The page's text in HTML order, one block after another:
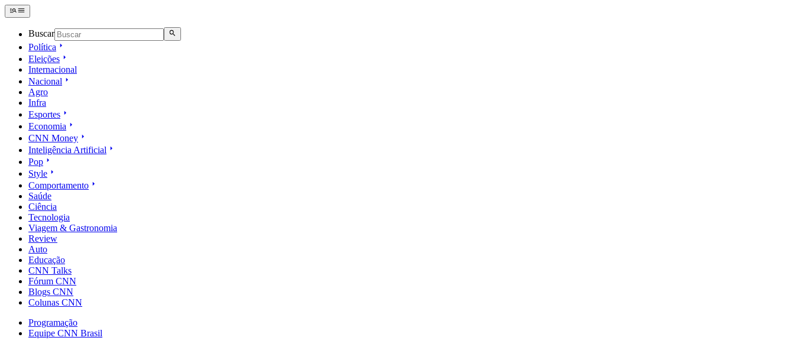
Buscar
Política
Eleições
Internacional
Nacional
Agro
Infra
Esportes
Economia
CNN Money
Inteligência Artificial
Pop
Style
Comportamento
Saúde
Ciência
Tecnologia
Viagem & Gastronomia
Review
Auto
Educação
CNN Talks
Fórum CNN
Blogs CNN
Colunas CNN
Programação
Equipe CNN Brasil